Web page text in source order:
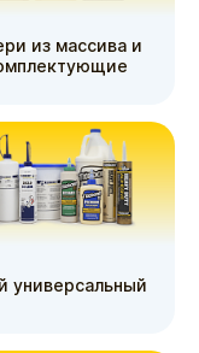
из массива и
универсальный